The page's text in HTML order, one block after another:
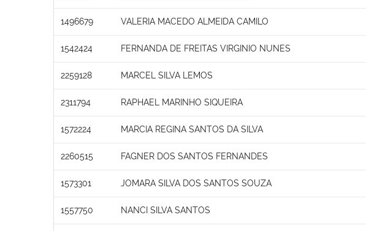
1496679 VALERIA MACEDO ALMEIDA CAMILO
1542424 FERNANDA DE FREITAS VIRGINIO NUNES
2259128 MARCEL SILVA LEMOS
2311794 RAPHAEL MARINHO SIQUEIRA
1572224 MARCIA REGINA SANTOS DA SILVA
2260515 FAGNER DOS SANTOS FERNANDES
1573301 JOMARA SILVA DOS SANTOS SOUZA
1557750 NANCI SILVA SANTOS